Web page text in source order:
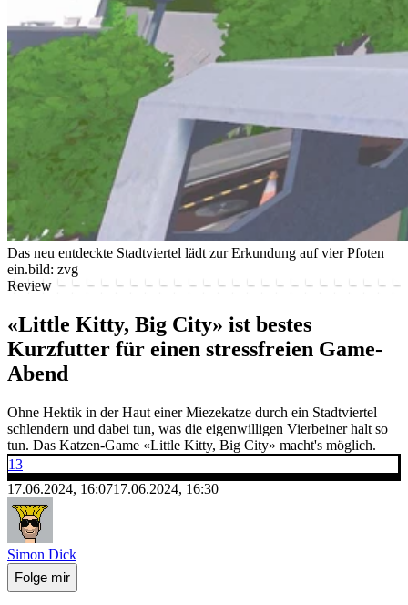
Das neu entdeckte Stadtviertel lädt zur Erkundung auf vier Pfoten
ein.bild: zvg
Review
«Little Kitty, Big City» ist bestes
Kurzfutter für einen stressfreien Game-
Abend
Ohne Hektik in der Haut einer Miezekatze durch ein Stadtviertel
schlendern und dabei tun, was die eigenwilligen Vierbeiner halt so
tun. Das Katzen-Game «Little Kitty, Big City» macht's möglich.
13
17.06.2024, 16:0717.06.2024, 16:30
Simon Dick
Folge mir